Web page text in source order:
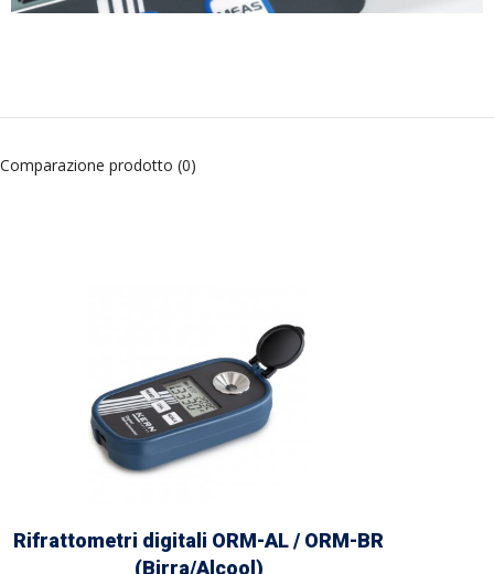
Comparazione prodotto (0)
Rifrattometri digitali ORM-AL / ORM-BR
(Birra/Alcool)